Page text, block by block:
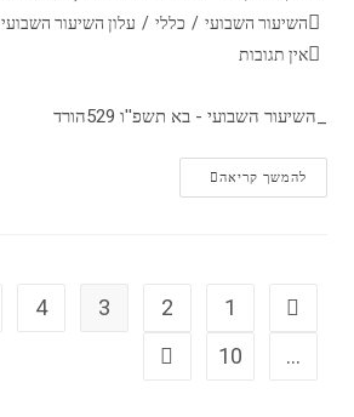
השיעור השבועי / כללי / עלון השיעור השבועי
אין תגובות
_השיעור השבועי - בא תשפ''ו 529הורד
להמשך קריאה
1
2
3
4
…
10